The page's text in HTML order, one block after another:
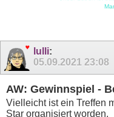
lulli:
05.09.2021 23:08
AW: Gewinnspiel -
Vielleicht ist ein Treffen
Star organisiert worden.